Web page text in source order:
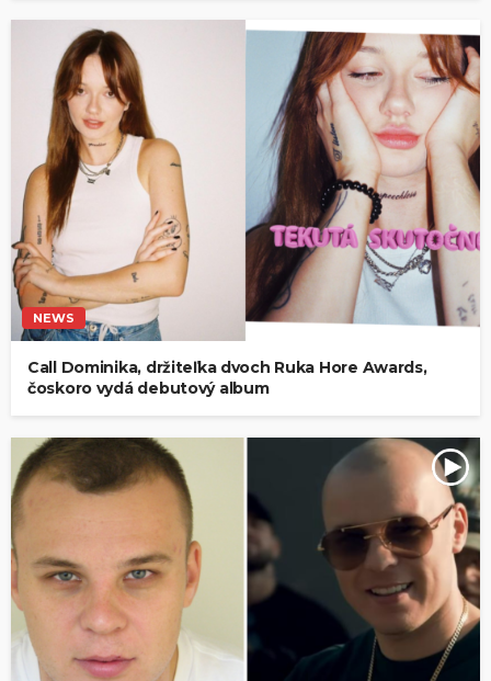
NEWS
Call Dominika, držiteľka dvoch Ruka Hore Awards,
čoskoro vydá debutový album